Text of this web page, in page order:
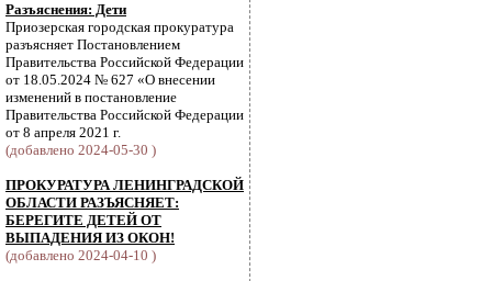
Разъяснения: Дети
Приозерская городская прокуратура
разъясняет Постановлением
Правительства Российской Федерации
от 18.05.2024 № 627 «О внесении
изменений в постановление
Правительства Российской Федерации
от 8 апреля 2021 г.
(добавлено 2024-05-30 )
ПРОКУРАТУРА ЛЕНИНГРАДСКОЙ
ОБЛАСТИ РАЗЪЯСНЯЕТ:
БЕРЕГИТЕ ДЕТЕЙ ОТ
ВЫПАДЕНИЯ ИЗ ОКОН!
(добавлено 2024-04-10 )